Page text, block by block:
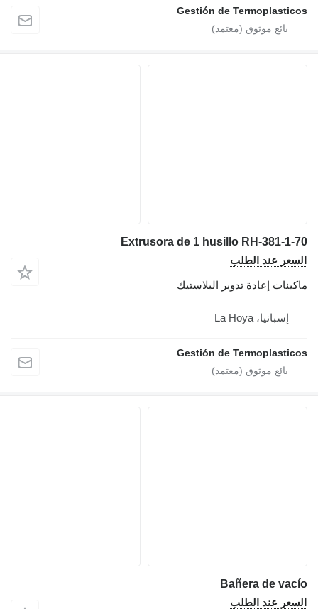
Gestión de Termoplasticos
Extrusora de 1 husillo RH-381-1-70
السعر عند الطلب
ماكينات إعادة تدوير البلاستيك
إسبانيا، La Hoya
Gestión de Termoplasticos
Bañera de vacío
السعر عند الطلب